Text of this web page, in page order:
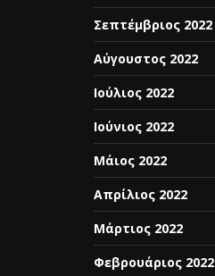
Σεπτέμβριος 2022
Αύγουστος 2022
Ιούλιος 2022
Ιούνιος 2022
Μάιος 2022
Απρίλιος 2022
Μάρτιος 2022
Φεβρουάριος 2022